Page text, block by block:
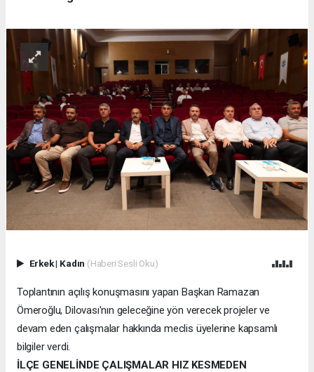
Erkek| Kadın (Haberi Sesli Oku)
Toplantının açılış konuşmasını yapan Başkan Ramazan
Ömeroğlu, Dilovası'nın geleceğine yön verecek projeler ve
devam eden çalışmalar hakkında meclis üyelerine kapsamlı
bilgiler verdi.
İLÇE GENELİNDE ÇALIŞMALAR HIZ KESMEDEN